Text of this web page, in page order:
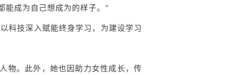
能成为自己想成为的样子。”
科技深入赋能终身学习，为建设学习
物。此外，她也因助力女性成长，传